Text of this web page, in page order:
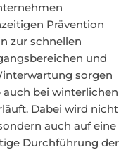
Prävention
zur schnellen
und
sorgen
auch bei winterlichen
Dabei wird nicht
auch auf eine
Durchführung der